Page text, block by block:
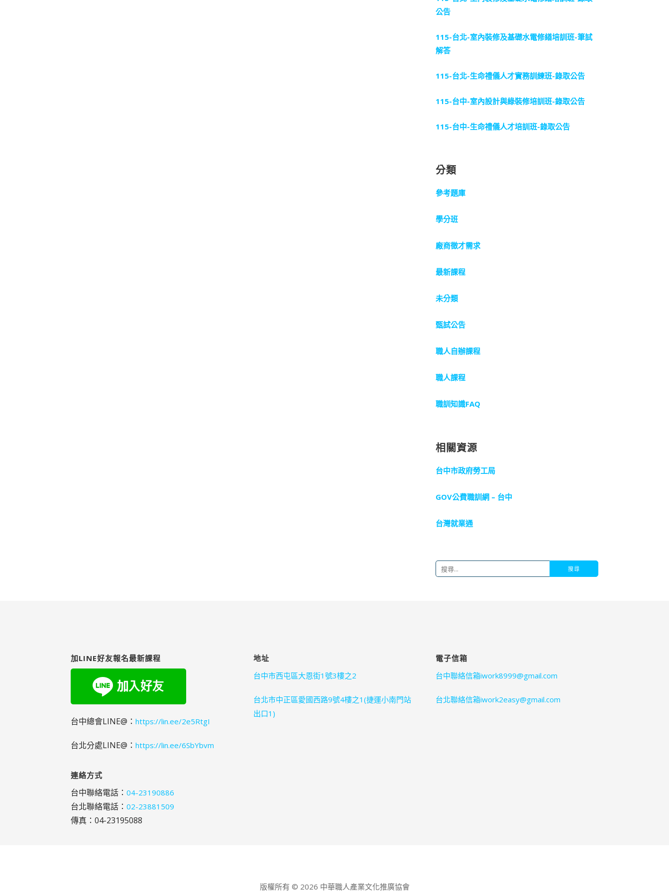
公告
115-台北-室內裝修及基礎水電修繕培訓班-筆試
解答
115-台北-生命禮儀人才實務訓練班-錄取公告
115-台中-室內設計與綠裝修培訓班-錄取公告
115-台中-生命禮儀人才培訓班-錄取公告
分類
參考題庫
學分班
廠商徵才需求
最新課程
未分類
甄試公告
職人自辦課程
職人課程
職訓知識FAQ
相關資源
台中市政府勞工局
GOV公費職訓網 – 台中
台灣就業通
搜
加LINE好友報名最新課程
台中總會LINE@： https://lin.ee/2e5RtgI
台北分處LINE@： https://lin.ee/6SbYbvm
連絡方式
台中聯絡電話： 04-23190886
台北聯絡電話： 02-23881509
傳真：04-23195088
地址
台中市西屯區大恩街1號3樓之2
台北市中正區愛國西路9號4樓之1(捷運小南門站
出口1)
電子信箱
台中聯絡信箱iwork8999@gmail.com
台北聯絡信箱iwork2easy@gmail.com
版權所有 © 2026 中華職人產業文化推廣協會